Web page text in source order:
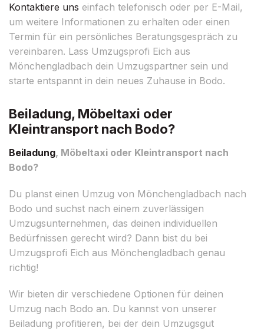
Kontaktiere uns einfach telefonisch oder per E-Mail,
um weitere Informationen zu erhalten oder einen
Termin für ein persönliches Beratungsgespräch zu
vereinbaren. Lass Umzugsprofi Eich aus
Mönchengladbach dein Umzugspartner sein und
starte entspannt in dein neues Zuhause in Bodo.
Beiladung, Möbeltaxi oder
Kleintransport nach Bodo?
Beiladung, Möbeltaxi oder Kleintransport nach
Bodo?
Du planst einen Umzug von Mönchengladbach nach
Bodo und suchst nach einem zuverlässigen
Umzugsunternehmen, das deinen individuellen
Bedürfnissen gerecht wird? Dann bist du bei
Umzugsprofi Eich aus Mönchengladbach genau
richtig!
Wir bieten dir verschiedene Optionen für deinen
Umzug nach Bodo an. Du kannst von unserer
Beiladung profitieren, bei der dein Umzugsgut